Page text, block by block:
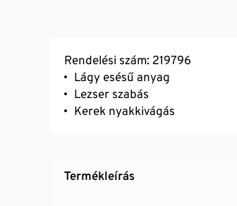
Rendelési szám: 219796
Lágy esésű anyag
Lezser szabás
Kerek nyakkivágás
Termékleírás